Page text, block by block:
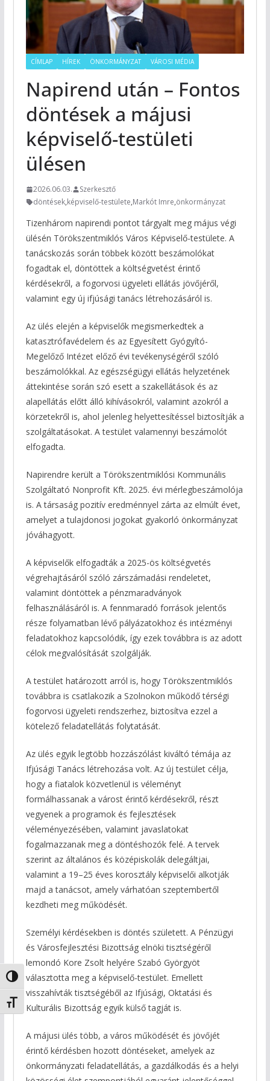
Nagy kontraszt váltása
Betűméret váltása
CÍMLAP HÍREK ÖNKORMÁNYZAT VÁROSI MÉDIA
Napirend után – Fontos
döntések a májusi
képviselő-testületi
ülésen
2026.06.03.
Szerkesztő
döntések,képviselő-testülete,Markót Imre,önkormányzat
Tizenhárom napirendi pontot tárgyalt meg május végi
ülésén Törökszentmiklós Város Képviselő-testülete. A
tanácskozás során többek között beszámolókat
fogadtak el, döntöttek a költségvetést érintő
kérdésekről, a fogorvosi ügyeleti ellátás jövőjéről,
valamint egy új ifjúsági tanács létrehozásáról is.
Az ülés elején a képviselők megismerkedtek a
katasztrófavédelem és az Egyesített Gyógyító-
Megelőző Intézet előző évi tevékenységéről szóló
beszámolókkal. Az egészségügyi ellátás helyzetének
áttekintése során szó esett a szakellátások és az
alapellátás előtt álló kihívásokról, valamint azokról a
körzetekről is, ahol jelenleg helyettesítéssel biztosítják a
szolgáltatásokat. A testület valamennyi beszámolót
elfogadta.
Napirendre került a Törökszentmiklósi Kommunális
Szolgáltató Nonprofit Kft. 2025. évi mérlegbeszámolója
is. A társaság pozitív eredménnyel zárta az elmúlt évet,
amelyet a tulajdonosi jogokat gyakorló önkormányzat
jóváhagyott.
A képviselők elfogadták a 2025-ös költségvetés
végrehajtásáról szóló zárszámadási rendeletet,
valamint döntöttek a pénzmaradványok
felhasználásáról is. A fennmaradó források jelentős
része folyamatban lévő pályázatokhoz és intézményi
feladatokhoz kapcsolódik, így ezek továbbra is az adott
célok megvalósítását szolgálják.
A testület határozott arról is, hogy Törökszentmiklós
továbbra is csatlakozik a Szolnokon működő térségi
fogorvosi ügyeleti rendszerhez, biztosítva ezzel a
kötelező feladatellátás folytatását.
Az ülés egyik legtöbb hozzászólást kiváltó témája az
Ifjúsági Tanács létrehozása volt. Az új testület célja,
hogy a fiatalok közvetlenül is véleményt
formálhassanak a várost érintő kérdésekről, részt
vegyenek a programok és fejlesztések
véleményezésében, valamint javaslatokat
fogalmazzanak meg a döntéshozók felé. A tervek
szerint az általános és középiskolák delegáltjai,
valamint a 19–25 éves korosztály képviselői alkotják
majd a tanácsot, amely várhatóan szeptembertől
kezdheti meg működését.
Személyi kérdésekben is döntés született. A Pénzügyi
és Városfejlesztési Bizottság elnöki tisztségéről
lemondó Kore Zsolt helyére Szabó Györgyöt
választotta meg a képviselő-testület. Emellett
visszahívták tisztségéből az Ifjúsági, Oktatási és
Kulturális Bizottság egyik külső tagját is.
A májusi ülés több, a város működését és jövőjét
érintő kérdésben hozott döntéseket, amelyek az
önkormányzati feladatellátás, a gazdálkodás és a helyi